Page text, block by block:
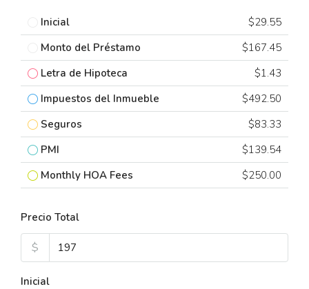
Inicial
$29.55
Monto del Préstamo
$167.45
Letra de Hipoteca
$1.43
Impuestos del Inmueble
$492.50
Seguros
$83.33
PMI
$139.54
Monthly HOA Fees
$250.00
Precio Total
$
Inicial